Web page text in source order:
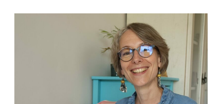
GUILLEMETTE
COMPRENDRE